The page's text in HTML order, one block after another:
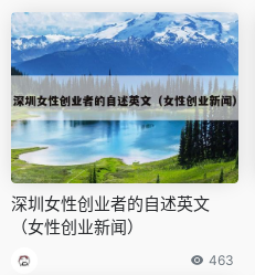
深圳女性创业者的自述英文
（女性创业新闻）
463